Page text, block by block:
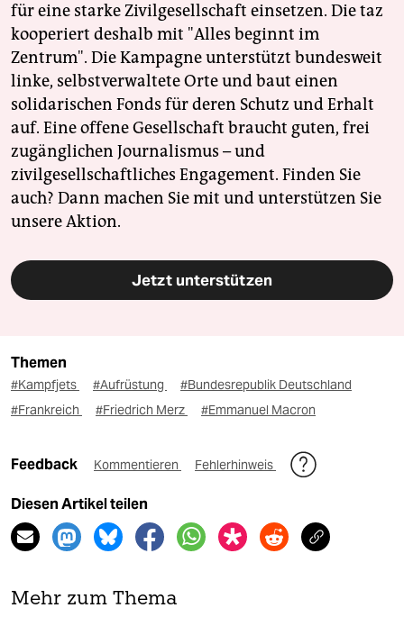
für eine starke Zivilgesellschaft einsetzen. Die taz
kooperiert deshalb mit "Alles beginnt im
Zentrum". Die Kampagne unterstützt bundesweit
linke, selbstverwaltete Orte und baut einen
solidarischen Fonds für deren Schutz und Erhalt
auf. Eine offene Gesellschaft braucht guten, frei
zugänglichen Journalismus – und
zivilgesellschaftliches Engagement. Finden Sie
auch? Dann machen Sie mit und unterstützen Sie
unsere Aktion.
Jetzt unterstützen
Themen
#Kampfjets #Aufrüstung
#Bundesrepublik Deutschland
#Frankreich
#Friedrich Merz #Emmanuel Macron
Feedback Kommentieren Fehlerhinweis
Diesen Artikel teilen
Mehr zum Thema